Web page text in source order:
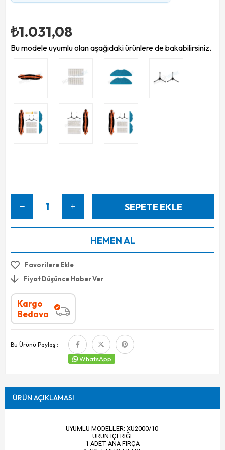
₺1.031,08
Bu modele uyumlu olan aşağıdaki ürünlere de bakabilirsiniz.
Favorilere Ekle
Fiyat Düşünce Haber Ver
Kargo
Bedava
Bu Ürünü Paylaş :
WhatsApp
ÜRÜN AÇIKLAMASI
UYUMLU MODELLER: XU2000/10
ÜRÜN İÇERİĞİ:
1 ADET ANA FIRÇA